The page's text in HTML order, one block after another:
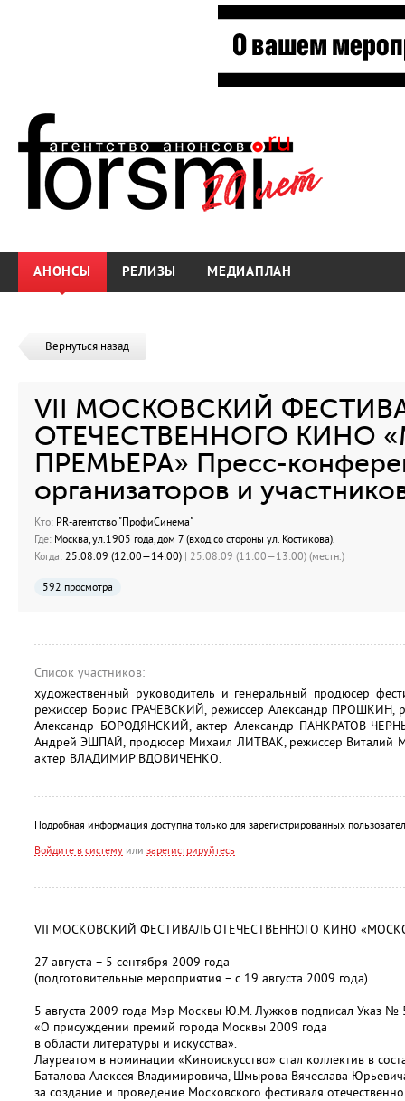
АНОНСЫ РЕЛИЗЫ МЕДИАПЛАН
Вернуться назад
VII МОСКОВСКИЙ
ОТЕЧЕСТВЕННОГО КИНО
ПРЕМЬЕРА» Пресс-
организаторов и
Кто: PR-агентство "ПрофиСинема"
Где: Москва, ул.1905 года, дом 7 (вход со стороны ул. Костикова).
Когда: 25.08.09 (12:00—14:00) | 25.08.09 (11:00—13:00) (местн.)
592 просмотра
Список участников:
художественный руководитель и генеральный продюсер
режиссер Борис ГРАЧЕВСКИЙ, режиссер Александр ПРОШКИН,
Александр БОРОДЯНСКИЙ, актер Александр ПАНКРАТОВ-
Андрей ЭШПАЙ, продюсер Михаил ЛИТВАК, режиссер
актер ВЛАДИМИР ВДОВИЧЕНКО.
Подробная информация доступна только для зарегистрированных
Войдите в систему или зарегистрируйтесь
VII МОСКОВСКИЙ ФЕСТИВАЛЬ ОТЕЧЕСТВЕННОГО КИНО
27 августа – 5 сентября 2009 года
(подготовительные мероприятия – с 19 августа 2009 года)
5 августа 2009 года Мэр Москвы Ю.М. Лужков подписал Указ №
«О присуждении премий города Москвы 2009 года
в области литературы и искусства».
Лауреатом в номинации «Киноискусство» стал коллектив в
Баталова Алексея Владимировича, Шмырова Вячеслава
за создание и проведение Московского фестиваля